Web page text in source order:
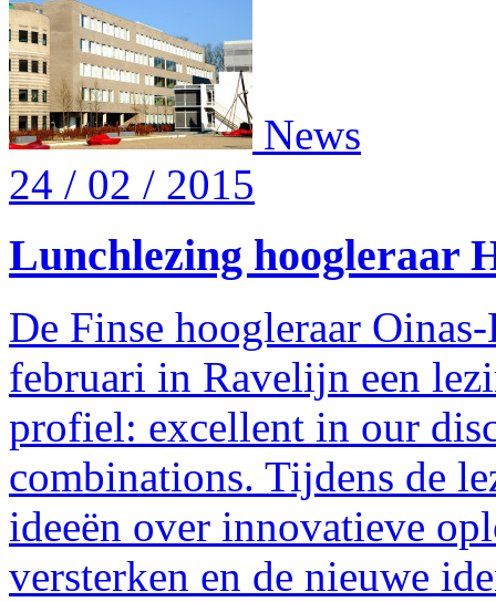
News
24 / 02 / 2015
Lunchlezing hoogleraar
De Finse hoogleraar
februari in Ravelijn een
profiel: excellent in our
combinations. Tijdens de
ideeën over innovatieve
versterken en de nieuwe